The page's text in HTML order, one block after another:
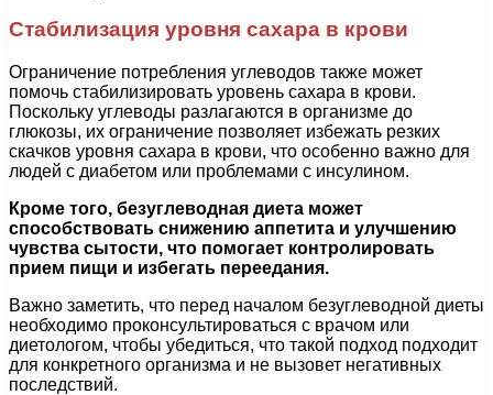
Стабилизация уровня сахара в крови
Ограничение потребления углеводов также может
помочь стабилизировать уровень сахара в крови.
Поскольку углеводы разлагаются в организме до
глюкозы, их ограничение позволяет избежать резких
скачков уровня сахара в крови, что особенно важно для
людей с диабетом или проблемами с инсулином.
Кроме того, безуглеводная диета может
способствовать снижению аппетита и улучшению
чувства сытости, что помогает контролировать
прием пищи и избегать переедания.
Важно заметить, что перед началом безуглеводной диеты
необходимо проконсультироваться с врачом или
диетологом, чтобы убедиться, что такой подход подходит
для конкретного организма и не вызовет негативных
последствий.